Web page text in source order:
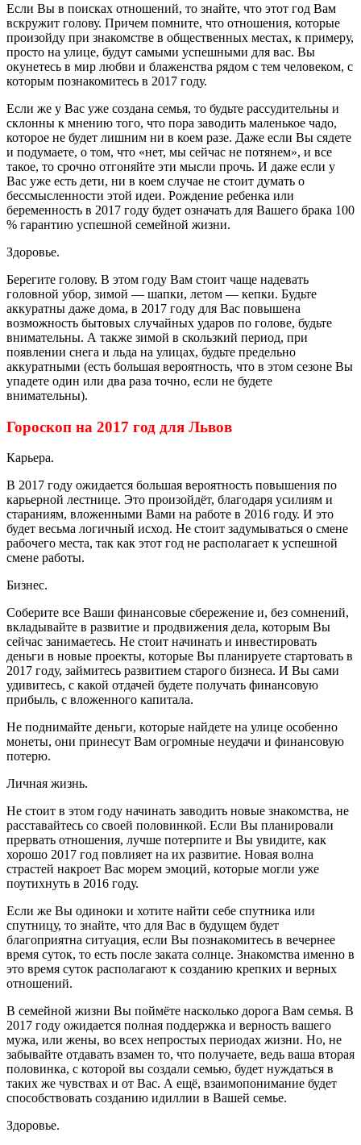
Если Вы в поисках отношений, то знайте, что этот год Вам
вскружит голову. Причем помните, что отношения, которые
произойду при знакомстве в общественных местах, к примеру,
просто на улице, будут самыми успешными для вас. Вы
окунетесь в мир любви и блаженства рядом с тем человеком, с
которым познакомитесь в 2017 году.
Если же у Вас уже создана семья, то будьте рассудительны и
склонны к мнению того, что пора заводить маленькое чадо,
которое не будет лишним ни в коем разе. Даже если Вы сядете
и подумаете, о том, что «нет, мы сейчас не потянем», и все
такое, то срочно отгоняйте эти мысли прочь. И даже если у
Вас уже есть дети, ни в коем случае не стоит думать о
бессмысленности этой идеи. Рождение ребенка или
беременность в 2017 году будет означать для Вашего брака 100
% гарантию успешной семейной жизни.
Здоровье.
Берегите голову. В этом году Вам стоит чаще надевать
головной убор, зимой — шапки, летом — кепки. Будьте
аккуратны даже дома, в 2017 году для Вас повышена
возможность бытовых случайных ударов по голове, будьте
внимательны. А также зимой в скользкий период, при
появлении снега и льда на улицах, будьте предельно
аккуратными (есть большая вероятность, что в этом сезоне Вы
упадете один или два раза точно, если не будете
внимательны).
Гороскоп на 2017 год для Львов
Карьера.
В 2017 году ожидается большая вероятность повышения по
карьерной лестнице. Это произойдёт, благодаря усилиям и
стараниям, вложенными Вами на работе в 2016 году. И это
будет весьма логичный исход. Не стоит задумываться о смене
рабочего места, так как этот год не располагает к успешной
смене работы.
Бизнес.
Соберите все Ваши финансовые сбережение и, без сомнений,
вкладывайте в развитие и продвижения дела, которым Вы
сейчас занимаетесь. Не стоит начинать и инвестировать
деньги в новые проекты, которые Вы планируете стартовать в
2017 году, займитесь развитием старого бизнеса. И Вы сами
удивитесь, с какой отдачей будете получать финансовую
прибыль, с вложенного капитала.
Не поднимайте деньги, которые найдете на улице особенно
монеты, они принесут Вам огромные неудачи и финансовую
потерю.
Личная жизнь.
Не стоит в этом году начинать заводить новые знакомства, не
расставайтесь со своей половинкой. Если Вы планировали
прервать отношения, лучше потерпите и Вы увидите, как
хорошо 2017 год повлияет на их развитие. Новая волна
страстей накроет Вас морем эмоций, которые могли уже
поутихнуть в 2016 году.
Если же Вы одиноки и хотите найти себе спутника или
спутницу, то знайте, что для Вас в будущем будет
благоприятна ситуация, если Вы познакомитесь в вечернее
время суток, то есть после заката солнце. Знакомства именно в
это время суток располагают к созданию крепких и верных
отношений.
В семейной жизни Вы поймёте насколько дорога Вам семья. В
2017 году ожидается полная поддержка и верность вашего
мужа, или жены, во всех непростых периодах жизни. Но, не
забывайте отдавать взамен то, что получаете, ведь ваша вторая
половинка, с которой вы создали семью, будет нуждаться в
таких же чувствах и от Вас. А ещё, взаимопонимание будет
способствовать созданию идиллии в Вашей семье.
Здоровье.